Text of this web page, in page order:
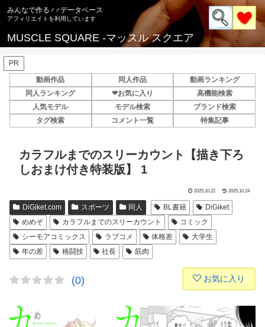
みんなで作る♂♂データベース
MUSCLE SQUARE -マッスル スクエア
PR
動画作品
同人作品
動画ランキング
同人ランキング
❤お気に入り
高機能検索
人気モデル
モデル検索
ブランド検索
タグ検索
コメント一覧 特集記事
カラフルまでのスリーカウント【描き下ろ
しおまけ付き特装版】 1
2025.10.22 2025.10.24
DiGiket.com スポーツ 同人 BL書籍
DiGiket
めめぞ
カラフルまでのスリーカウント
コミック
シーモアコミックス
ラブコメ 体格差
大学生
年の差
格闘技 社長 筋肉
(0) お気に入り